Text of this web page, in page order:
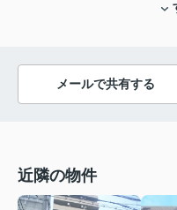
メールで共有する
近隣の物件